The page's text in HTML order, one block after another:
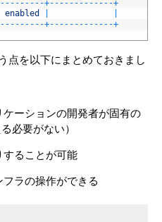
-- -- -- -- -+-- -- -- -- -- -- -+
enabled
-- -- -- -- -+-- -- -- -- -- -- -+
点を以下にまとめておきまし
ーションの開発者が固有の
必要がない）
ることが可能
ラの操作ができる